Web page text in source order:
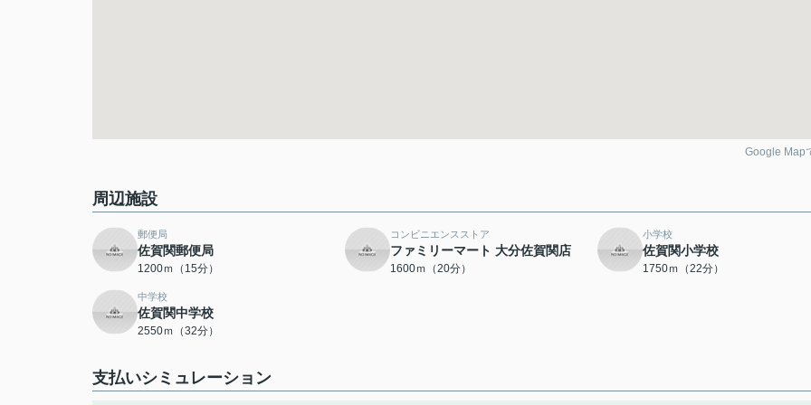
Google Map
周辺施設
郵便局
佐賀関郵便局
1200ｍ（15分）
コンビニエンスストア
ファミリーマート 大分佐賀関店
1600ｍ（20分）
小学校
佐賀関小学校
1750ｍ（22分）
中学校
佐賀関中学校
2550ｍ（32分）
支払いシミュレーション